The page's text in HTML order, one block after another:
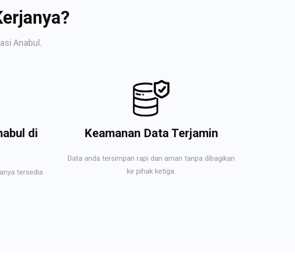
Anabul.
di
tersedia
Keamanan Data Terjamin
Data anda tersimpan rapi dan aman tanpa dibagikan
ke pihak ketiga.